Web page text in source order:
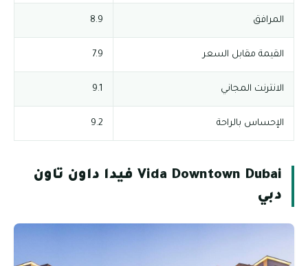
المرافق 8.9
القيمة مقابل السعر 7.9
الانترنت المجاني 9.1
الإحساس بالراحة 9.2
Vida Downtown Dubai فيدا داون تاون
دبي